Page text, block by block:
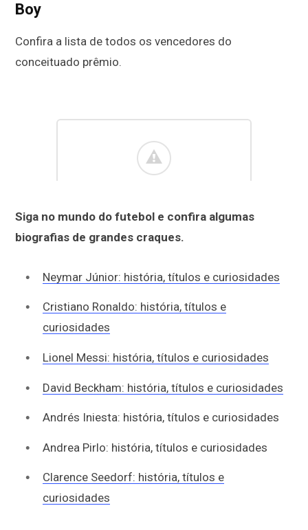
Boy
Confira a lista de todos os vencedores do
conceituado prêmio.
Siga no mundo do futebol e confira algumas
biografias de grandes craques.
Neymar Júnior: história, títulos e curiosidades
Cristiano Ronaldo: história, títulos e
curiosidades
Lionel Messi: história, títulos e curiosidades
David Beckham: história, títulos e curiosidades
Andrés Iniesta: história, títulos e curiosidades
Andrea Pirlo: história, títulos e curiosidades
Clarence Seedorf: história, títulos e
curiosidades